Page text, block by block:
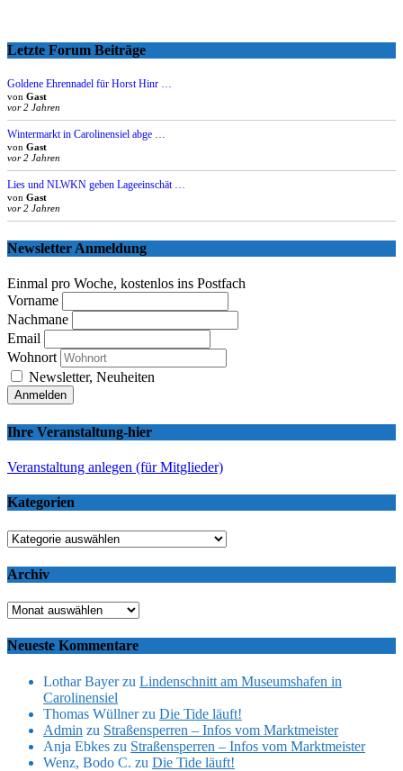
Letzte Forum Beiträge
Goldene Ehrennadel für Horst Hinr …
von Gast
vor 2 Jahren
Wintermarkt in Carolinensiel abge …
von Gast
vor 2 Jahren
Lies und NLWKN geben Lageeinschät …
von Gast
vor 2 Jahren
Newsletter Anmeldung
Einmal pro Woche, kostenlos ins Postfach
Vorname
Nachmane
Email
Wohnort
Newsletter, Neuheiten
Ihre Veranstaltung-hier
Veranstaltung anlegen (für Mitglieder)
Kategorien
Kategorien
Archiv
Archiv
Neueste Kommentare
Lothar Bayerzu Lindenschnitt am Museumshafen in
Carolinensiel
Thomas Wüllnerzu Die Tide läuft!
Admin zu Straßensperren – Infos vom Marktmeister
Anja Ebkes zu Straßensperren – Infos vom Marktmeister
Wenz, Bodo C. zu Die Tide läuft!